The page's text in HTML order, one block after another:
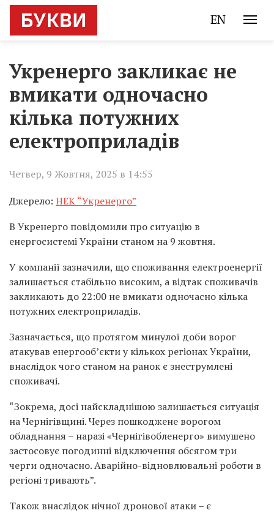
EN
Укренерго закликає не
вмикати одночасно
кілька потужних
електроприладів
Четвер, 9 Жовтня, 2025 в 14:55
Джерело: НЕК “Укренерго”
В Укренерго повідомили про ситуацію в
енергосистемі України станом на 9 жовтня.
У компанії зазначили, що споживання електроенергії
залишається стабільно високим, а відтак споживачів
закликають до 22:00 не вмикати одночасно кілька
потужних електроприладів.
Зазначається, що протягом минулої доби ворог
атакував енергооб’єкти у кількох регіонах України,
внаслідок чого станом на ранок є знеструмлені
споживачі.
“Зокрема, досі найскладнішою залишається ситуація
на Чернігівщині. Через пошкоджене ворогом
обладнання – наразі «Чернігівобленерго» вимушено
застосовує погодинні відключення обсягом три
черги одночасно. Аварійно-відновлювальні роботи в
регіоні тривають”.
Також внаслідок нічної дронової атаки – є